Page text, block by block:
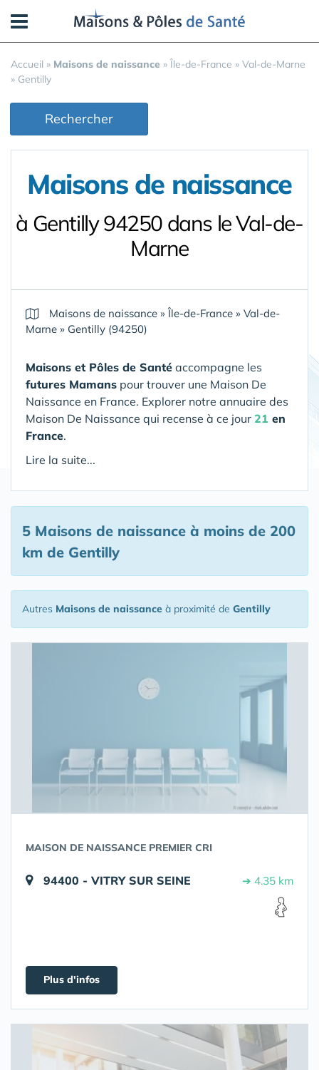
Accueil » Maisons de naissance » Île-de-France » Val-de-Marne
» Gentilly
Rechercher
Maisons de naissance
à Gentilly 94250 dans le Val-de-
Marne
Maisons de naissance »Île-de-France » Val-de-
Marne » Gentilly (94250)
Maisons et Pôles de Santé accompagne les
futures Mamans pour trouver une Maison De
Naissance en France. Explorer notre annuaire des
Maison De Naissance qui recense à ce jour 21 en
France.
Lire la suite...
5 Maisons de naissance à moins de 200
km de Gentilly
Autres Maisons de naissance à proximité de Gentilly
MAISON DE NAISSANCE PREMIER CRI
94400 - VITRY SUR SEINE ➔ 4.35 km
Plus d'infos
Panneau de gestion des cookies